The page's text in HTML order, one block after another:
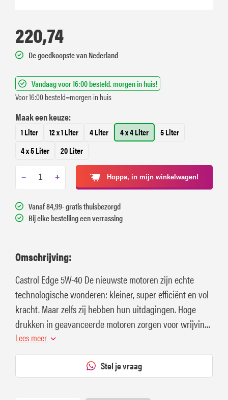
220,74
De goedkoopste van Nederland
Vandaag voor 16:00 besteld. morgen in huis!
Voor 16:00 besteld=morgen in huis
Maak een keuze:
1 Liter 12 x 1 Liter 4 Liter 4 x 4 Liter
5 Liter
4 x 5 Liter
20 Liter
− + Hoppa, in mijn winkelwagen!
Vanaf 84,99- gratis thuisbezorgd
Bij elke bestelling een verrassing
Omschrijving:
Castrol Edge 5W-40 De nieuwste motoren zijn echte
technologische wonderen: kleiner, super efficiënt en vol
kracht. Maar zelfs zij hebben hun uitdagingen. Hoge
drukken in geavanceerde motoren zorgen voor wrijving
die tot wel 10% van hun vermogen kan kosten
Lees meer
Stel je vraag